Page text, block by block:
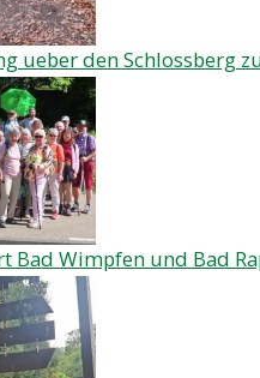
ueber den Schlossberg
Bad Wimpfen und Bad